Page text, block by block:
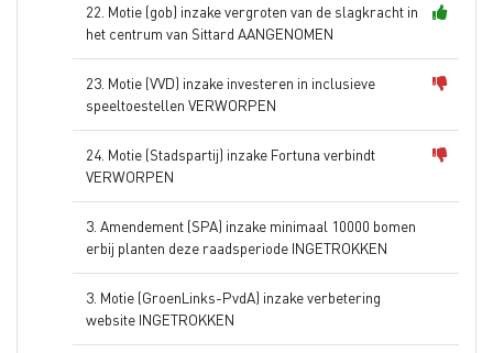
22. Motie (gob) inzake vergroten van de slagkracht in
het centrum van Sittard AANGENOMEN
23. Motie (VVD) inzake investeren in inclusieve
speeltoestellen VERWORPEN
24. Motie (Stadspartij) inzake Fortuna verbindt
VERWORPEN
3. Amendement (SPA) inzake minimaal 10000 bomen
erbij planten deze raadsperiode INGETROKKEN
3. Motie (GroenLinks-PvdA) inzake verbetering
website INGETROKKEN